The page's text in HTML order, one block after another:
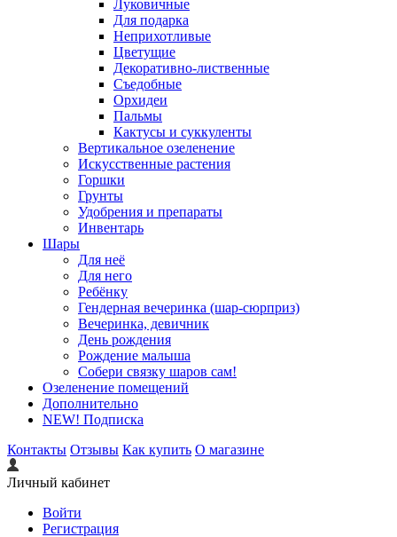
Луковичные
Для подарка
Неприхотливые
Цветущие
Декоративно-лиственные
Съедобные
Орхидеи
Пальмы
Кактусы и суккуленты
Вертикальное озеленение
Искусственные растения
Горшки
Грунты
Удобрения и препараты
Инвентарь
Шары
Для неё
Для него
Ребёнку
Гендерная вечеринка (шар-сюрприз)
Вечеринка, девичник
День рождения
Рождение малыша
Собери связку шаров сам!
Озеленение помещений
Дополнительно
NEW! Подписка
Контакты Отзывы Как купить О магазине
Личный кабинет
Войти
Регистрация